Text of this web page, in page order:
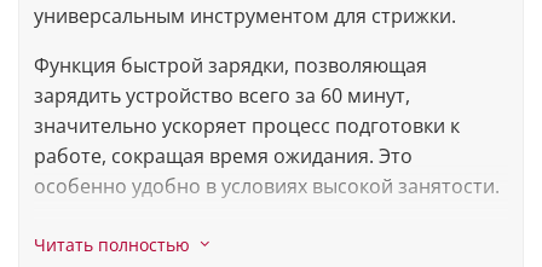
универсальным инструментом для стрижки.
Функция быстрой зарядки, позволяющая
зарядить устройство всего за 60 минут,
значительно ускоряет процесс подготовки к
работе, сокращая время ожидания. Это
особенно удобно в условиях высокой занятости.
Одной из выдающихся характеристик Moser
Читать полностью